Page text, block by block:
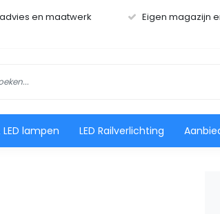
en maatwerk Eigen magazijn
LED lampen LED Railverlichting